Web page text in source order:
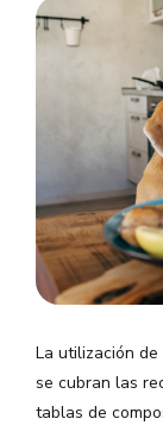
La utilización
se cubran las
tablas de